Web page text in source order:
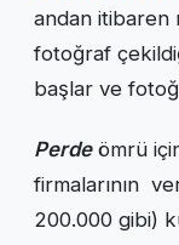
andan itibaren
fotoğraf
başlar ve
Perde ömrü
firmalarının
200.000 gibi)